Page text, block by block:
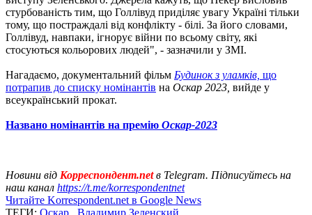
стурбованість тим, що Голлівуд приділяє увагу Україні тільки
тому, що постраждалі від конфлікту - білі. За його словами,
Голлівуд, навпаки, ігнорує війни по всьому світу, які
стосуються кольорових людей", - зазначили у ЗМІ.
Нагадаємо, документальний фільм Будинок з уламків, що
потрапив до списку номінантів на Оскар 2023, вийде у
всеукраїнський прокат.
Названо номінантів на премію Оскар-2023
Новини від Корреспондент.netв Telegram. Підписуйтесь на
наш канал https://t.me/korrespondentnet
Читайте Korrespondent.net в Google News
ТЕГИ: Оскар Владимир Зеленский